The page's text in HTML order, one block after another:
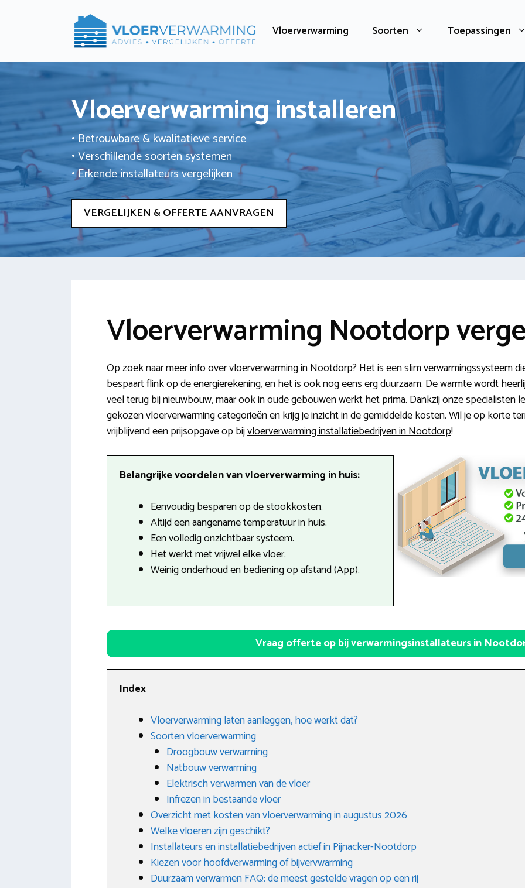
Vloerverwarming Soorten Toepassingen
Vloerverwarming installeren
• Betrouwbare & kwalitatieve service
• Verschillende soorten systemen
• Erkende installateurs vergelijken
VERGELIJKEN & OFFERTE AANVRAGEN
Vloerverwarming Nootdorp
Op zoek naar meer info over vloerverwarming in Nootdorp? Het is een slim verwarmingssysteem
bespaart flink op de energierekening, en het is ook nog eens erg duurzaam. De warmte wordt
veel terug bij nieuwbouw, maar ook in oude gebouwen werkt het prima. Dankzij onze specialisten
gekozen vloerverwarming categorieën en krijg je inzicht in de gemiddelde kosten. Wil je op korte
vrijblijvend een prijsopgave op bijvloerverwarming installatiebedrijven in Nootdorp!
Belangrijke voordelen van vloerverwarming in huis:
Eenvoudig besparen op de stookkosten.
Altijd een aangename temperatuur in huis.
Een volledig onzichtbaar systeem.
Het werkt met vrijwel elke vloer.
Weinig onderhoud en bediening op afstand (App).
Vraag offerte op bij verwarmingsinstallateurs in
Index
Vloerverwarming laten aanleggen, hoe werkt dat?
Soorten vloerverwarming
Droogbouw verwarming
Natbouw verwarming
Elektrisch verwarmen van de vloer
Infrezen in bestaande vloer
Overzicht met kosten van vloerverwarming in augustus 2026
Welke vloeren zijn geschikt?
Installateurs en installatiebedrijven actief in Pijnacker-Nootdorp
Kiezen voor hoofdverwarming of bijvervwarming
Duurzaam verwarmen FAQ: de meest gestelde vragen op een rij